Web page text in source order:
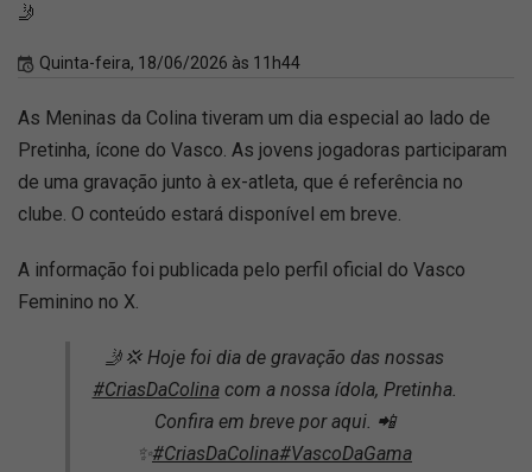
🤳
Quinta-feira, 18/06/2026 às 11h44
As Meninas da Colina tiveram um dia especial ao lado de
Pretinha, ícone do Vasco. As jovens jogadoras participaram
de uma gravação junto à ex-atleta, que é referência no
clube. O conteúdo estará disponível em breve.
A informação foi publicada pelo perfil oficial do Vasco
Feminino no X.
🤳💢 Hoje foi dia de gravação das nossas
#CriasDaColinacom a nossa ídola, Pretinha.
Confira em breve por aqui. 📲
✨#CriasDaColina#VascoDaGama